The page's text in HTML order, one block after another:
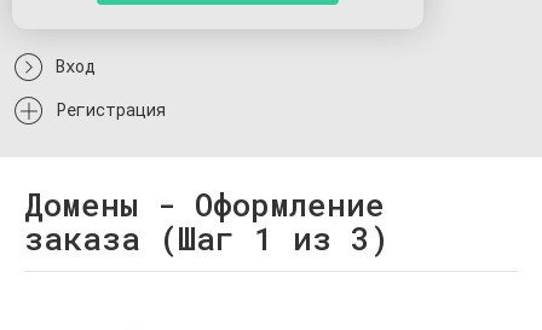
Вход
Регистрация
Домены - Оформление
заказа (Шаг 1 из 3)